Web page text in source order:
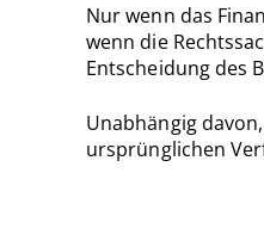
SeitenNur wenn das
wenn die
Entscheidung des
Unabhängig
ursprünglichen